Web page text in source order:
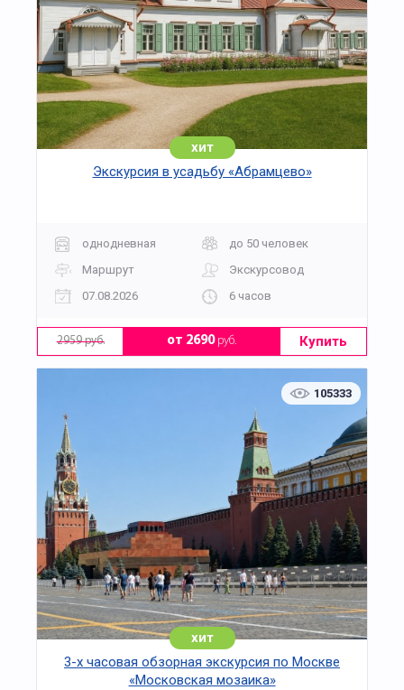
хит
Экскурсия в усадьбу «Абрамцево»
однодневная
до 50 человек
Маршрут
Экскурсовод
07.08.2026
6 часов
2959 руб. от 2690руб. Купить
105333
хит
3-х часовая обзорная экскурсия по Москве
«Московская мозаика»